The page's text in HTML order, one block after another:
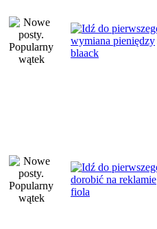
wymiana pieniędzy
blaack
dorobić na reklamie
fiola